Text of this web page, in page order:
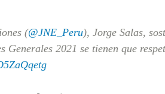
(@JNE_Peru), Jorge Salas,
2021 se tienen que